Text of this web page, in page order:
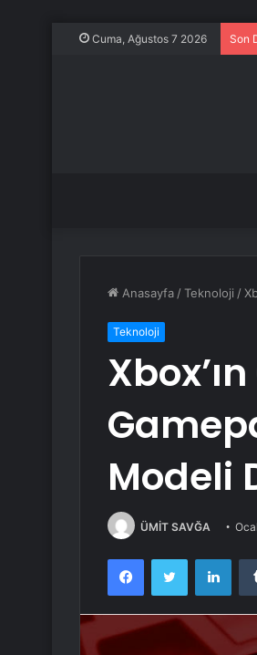
Cuma, Ağustos 7 2026 Son
Anasayfa /Teknoloji /
Teknoloji
Modeli
ÜMİT SAVĞA
FacebookTwitter